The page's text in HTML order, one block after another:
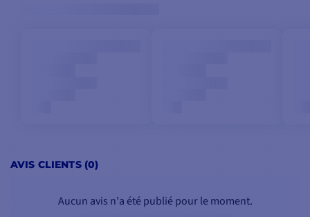
AVIS CLIENTS (0)
Aucun avis n'a été publié pour le moment.